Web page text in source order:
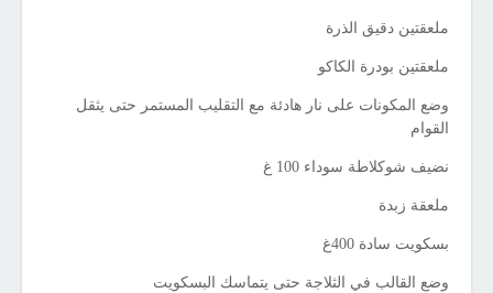
ملعقتين دقيق الذرة
ملعقتين بودرة الكاكو
وضع المكونات على نار هادئة مع التقليب المستمر حتى يثقل
القوام
نضيف شوكلاطة سوداء 100 غ
ملعقة زبدة
بسكويت سادة 400غ
وضع القالب في الثلاجة حتى يتماسك البسكويت